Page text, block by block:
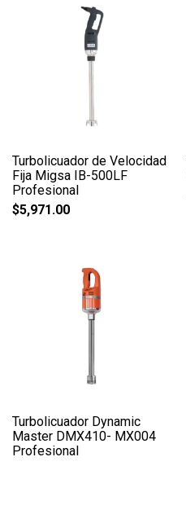
Turbolicuador de Velocidad
Fija Migsa IB-500LF
Profesional
$5,971.00
Turbolicuador Dynamic
Master DMX410- MX004
Profesional